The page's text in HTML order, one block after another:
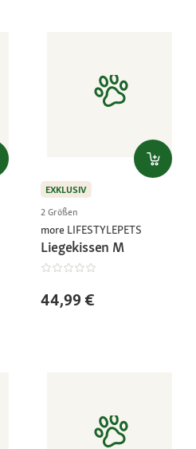
EXKLUSIV
2 Größen
more LIFESTYLEPETS
Liegekissen M
44,99 €